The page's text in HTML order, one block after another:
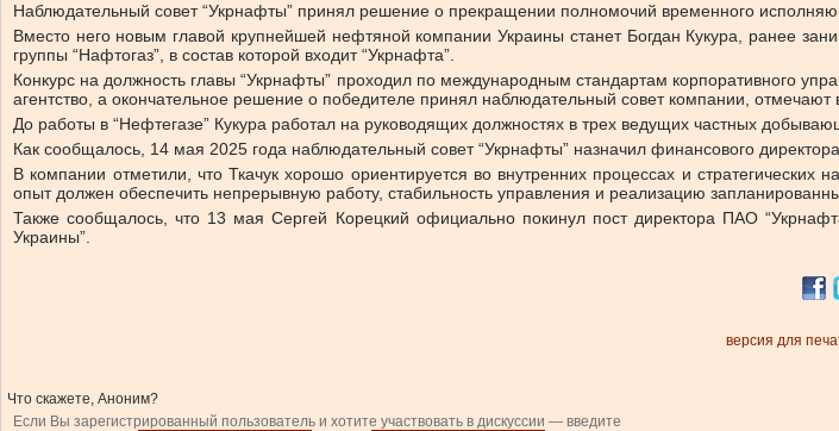
Наблюдательный совет “Укрнафты” принял решение о прекращении полномочий временного
Вместо него новым главой крупнейшей нефтяной компании Украины станет Богдан Кукура, ранее
группы “Нафтогаз”, в состав которой входит “Укрнафта”.
Конкурс на должность главы “Укрнафты” проходил по международным стандартам корпоративного
агентство, а окончательное решение о победителе принял наблюдательный совет компании, отмечают
До работы в “Нефтегазе” Кукура работал на руководящих должностях в трех ведущих частных
Как сообщалось, 14 мая 2025 года наблюдательный совет “Укрнафты” назначил финансового
В компании отметили, что Ткачук хорошо ориентируется во внутренних процессах и
опыт должен обеспечить непрерывную работу, стабильность управления и реализацию
Также сообщалось, что 13 мая Сергей Корецкий официально покинул пост директора ПАО
Украины”.
версия для
Что скажете, Аноним?
Если Вы зарегистрированный пользователь и хотите участвовать в дискуссии — введите